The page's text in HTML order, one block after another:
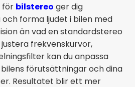
för bilstereo ger dig
forma ljudet i bilen med
än vad en standardstereo
frekvenskurvor,
kan du anpassa
förutsättningar och dina
Resultatet blir ett mer